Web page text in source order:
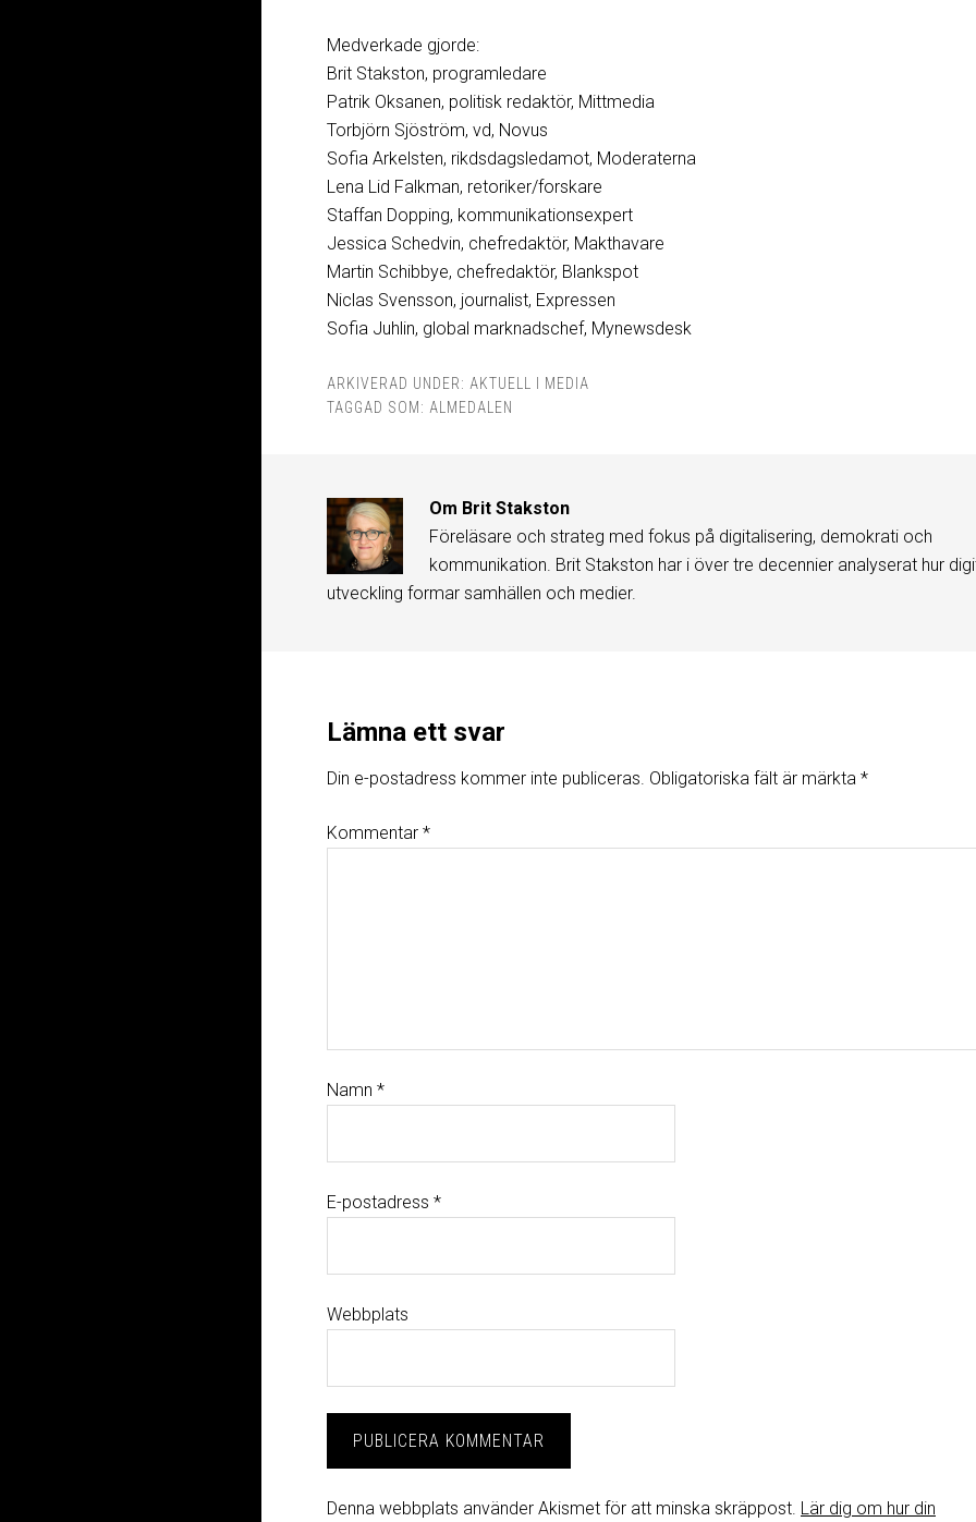
Medverkade gjorde:
Brit Stakston, programledare
Patrik Oksanen, politisk redaktör, Mittmedia
Torbjörn Sjöström, vd, Novus
Sofia Arkelsten, rikdsdagsledamot, Moderaterna
Lena Lid Falkman, retoriker/forskare
Staffan Dopping, kommunikationsexpert
Jessica Schedvin, chefredaktör, Makthavare
Martin Schibbye, chefredaktör, Blankspot
Niclas Svensson, journalist, Expressen
Sofia Juhlin, global marknadschef, Mynewsdesk
ARKIVERAD UNDER: AKTUELL I MEDIA
TAGGAD SOM: ALMEDALEN
Om Brit Stakston
Föreläsare och strateg med fokus på digitalisering, demokrati och
kommunikation. Brit Stakston har i över tre decennier analyserat hur
utveckling formar samhällen och medier.
Lämna ett svar
Din e-postadress kommer inte publiceras. Obligatoriska fält är märkta *
Kommentar *
Namn *
E-postadress *
Webbplats
Denna webbplats använder Akismet för att minska skräppost. Lär dig om hur din